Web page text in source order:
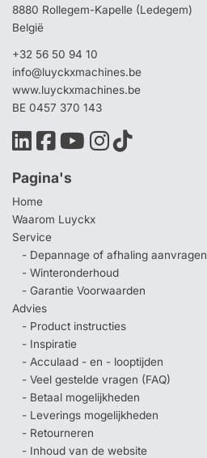
8880 Rollegem-Kapelle (Ledegem)
België
+32 56 50 94 10
info@luyckxmachines.be
www.luyckxmachines.be
BE 0457 370 143
Pagina's
Home
Waarom Luyckx
Service
- Depannage of afhaling aanvragen
- Winteronderhoud
- Garantie Voorwaarden
Advies
- Product instructies
- Inspiratie
- Acculaad - en - looptijden
- Veel gestelde vragen (FAQ)
- Betaal mogelijkheden
- Leverings mogelijkheden
- Retourneren
- Inhoud van de website